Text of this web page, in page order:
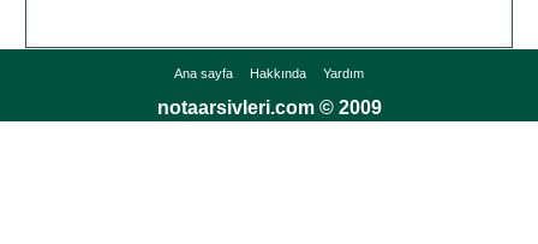
Ana sayfa Hakkında Yardım
notaarsivleri.com © 2009